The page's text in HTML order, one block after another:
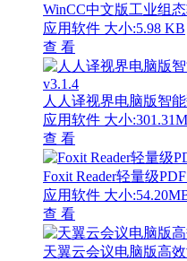
WinCC中文版工业组
应用软件 大小:5.98 KB
查 看
人人译视界电脑版智
应用软件 大小
查 看
Foxit Reader轻量级
应用软件 大小
查 看
天翼云会议电脑版高